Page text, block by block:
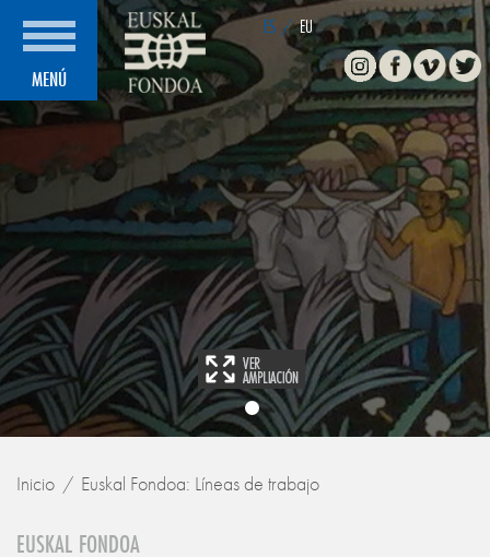
MENÚ
ES / EU
InstagramFacebook
Vimeo
Inicio Euskal Fondoa: Líneas de trabajo
EUSKAL FONDOA